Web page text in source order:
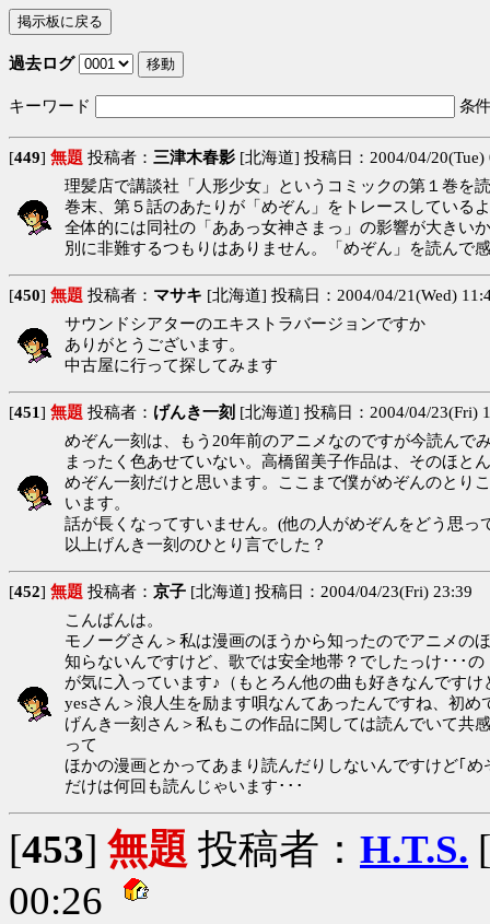
過去ログ
キーワード 条
[449] 無題 投稿者： 三津木春影 [北海道] 投稿日：2004/04/20(Tue)
理髪店で講談社「人形少女」というコミックの第１巻を
巻末、第５話のあたりが「めぞん」をトレースしている
全体的には同社の「ああっ女神さまっ」の影響が大きい
別に非難するつもりはありません。「めぞん」を読んで
[450] 無題 投稿者： マサキ [北海道] 投稿日：2004/04/21(Wed)
サウンドシアターのエキストラバージョンですか
ありがとうございます。
中古屋に行って探してみます
[451] 無題 投稿者： げんき一刻 [北海道] 投稿日：2004/04/23(Fri)
めぞん一刻は、もう20年前のアニメなのですが今読んで
まったく色あせていない。高橋留美子作品は、そのほと
めぞん一刻だけと思います。ここまで僕がめぞんのとり
います。
話が長くなってすいません。(他の人がめぞんをどう思っ
以上げんき一刻のひとり言でした？
[452] 無題 投稿者： 京子 [北海道] 投稿日：2004/04/23(Fri) 23:39
こんばんは。
モノーグさん＞私は漫画のほうから知ったのでアニメの
知らないんですけど、歌では安全地帯？でしたっけ･･･の
が気に入っています♪（もとろん他の曲も好きなんですけ
yesさん＞浪人生を励ます唄なんてあったんですね、初
げんき一刻さん＞私もこの作品に関しては読んでいて共
って
ほかの漫画とかってあまり読んだりしないんですけど｢め
だけは何回も読んじゃいます･･･
[453] 無題 投稿者： H.T.S.
00:26